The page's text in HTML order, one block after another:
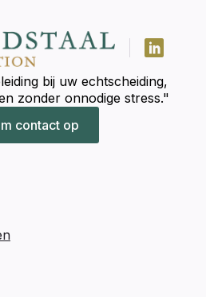
bij uw echtscheiding,
zonder onnodige stress."
contact op